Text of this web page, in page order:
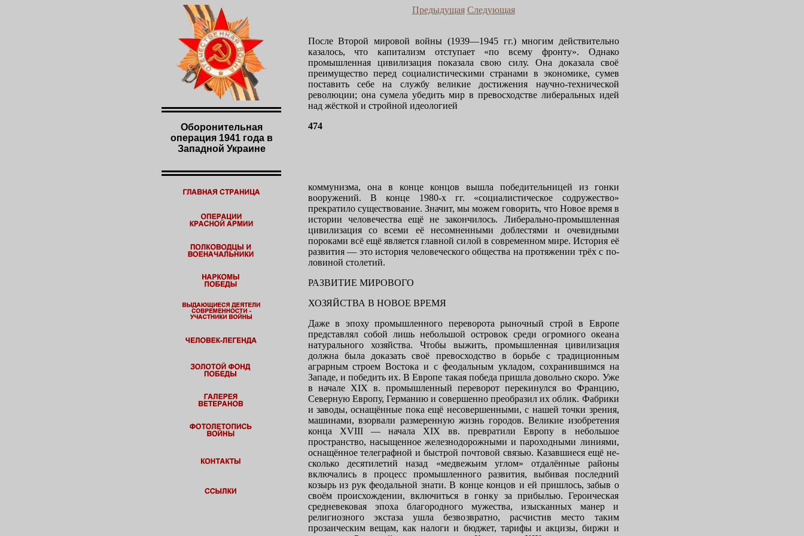
Оборонительная
операция 1941 года в
Западной Украине
Предыдущая Следующая
После Второй мировой войны (1939—1945 гг.) многим действительно
казалось, что капитализм отступает «по всему фронту». Однако
промышлен­ная цивилизация показала свою силу. Она доказала своё
преимущество перед социалистическими стра­нами в экономике, сумев
поставить себе на службу великие достижения научно-технической
револю­ции; она сумела убедить мир в превосходстве либе­ральных идей
над жёсткой и стройной идеологией
474
коммунизма, она в конце концов вышла победи­тельницей из гонки
вооружений. В конце 1980-х гг. «социалистическое содружество»
прекратило су­ществование. Значит, мы можем говорить, что Но­вое время в
истории человечества ещё не закончи­лось. Либерально-промышленная
цивилизация со всеми её несомненными доблестями и очевидными
пороками всё ещё является главной силой в совре­менном мире. История её
развития — это история человеческого общества на протяжении трёх с по­
ловиной столетий.
РАЗВИТИЕ МИРОВОГО
ХОЗЯЙСТВА В НОВОЕ ВРЕМЯ
Даже в эпоху промышленного переворота ры­ночный строй в Европе
представлял собой лишь небольшой островок среди огромного океана
натурального хозяйства. Чтобы выжить, промышленная цивилизация
должна была дока­зать своё превосходство в борьбе с традиционным
аграрным строем Востока и с феодальным укладом, сохранившимся на
Западе, и победить их. В Европе такая победа пришла довольно скоро. Уже
в начале XIX в. промышленный переворот перекинулся во Францию,
Северную Европу, Германию и совер­шенно преобразил их облик. Фабрики
и заводы, оснащённые пока ещё несовершенными, с нашей точки зрения,
машинами, взорвали размеренную жизнь городов. Великие изобретения
конца XVIII — начала XIXвв. превратили Европу в небольшое
пространство, насыщенное железнодорожными и пароходными линиями,
оснащённое телеграфной и быстрой почтовой связью. Казавшиеся ещё не­
сколько десятилетий назад «медвежьим углом» от­далённые районы
включались в процесс промыш­ленного развития, выбивая последний
козырь из рук феодальной знати. В конце концов и ей при­шлось, забыв о
своём происхождении, включиться в гонку за прибылью. Героическая
средневековая эпоха благородного мужества, изысканных манер и
религиозного экстаза ушла безвозвратно, расчистив место таким
прозаическим вещам, как налоги и бюджет, тарифы и акцизы, биржи и